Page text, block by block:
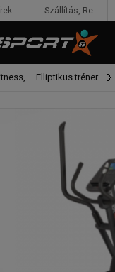
Elliptikus tréner
Szállítás, Rendelés, Fizetés